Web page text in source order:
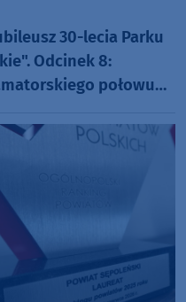
30-lecia Parku
Odcinek 8:
połowu